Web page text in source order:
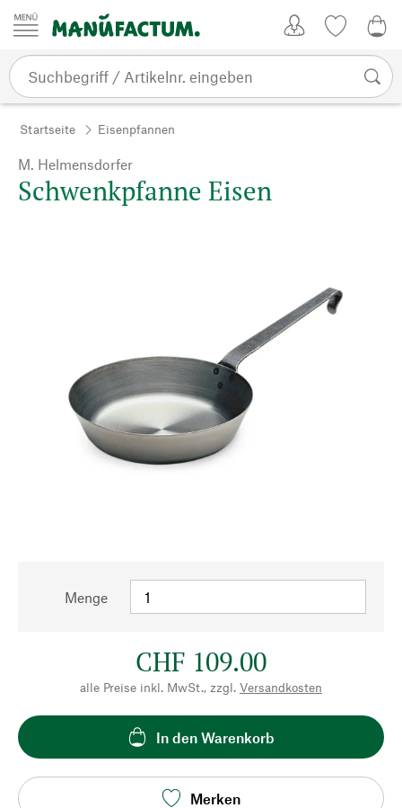
Zum Inhalt springen
Startseite Eisenpfannen
M. Helmensdorfer
Schwenkpfanne Eisen
Menge
CHF 109.00
alle Preise inkl. MwSt., zzgl. Versandkosten
In den Warenkorb
Merken